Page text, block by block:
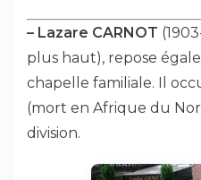
– Lazare CARNOT
plus haut), repose
chapelle familiale. Il
(mort en Afrique du
division.